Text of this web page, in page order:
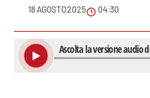
VIDEO
Ambiente
18 AGOSTO 2025 04:30